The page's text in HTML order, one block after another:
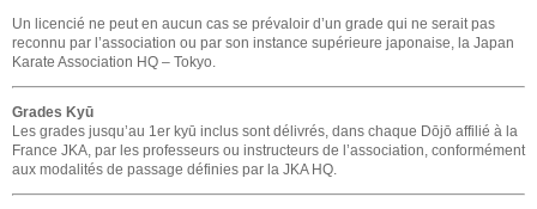
Un licencié ne peut en aucun cas se prévaloir d’un grade qui ne serait pas
reconnu par l’association ou par son instance supérieure japonaise, la Japan
Karate Association HQ – Tokyo.
Grades Kyū
Les grades jusqu’au 1er kyū inclus sont délivrés, dans chaque Dōjō affilié à la
France JKA, par les professeurs ou instructeurs de l’association, conformément
aux modalités de passage définies par la JKA HQ.